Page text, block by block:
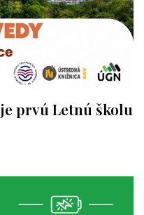
prvú Letnú školu